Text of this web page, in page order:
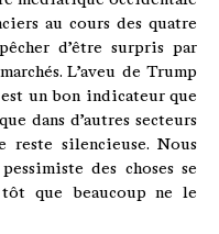
au cours des quatre
d’être surpris par
L’aveu de Trump
un bon indicateur que
dans d’autres secteurs
reste silencieuse. Nous
des choses se
que beaucoup ne le